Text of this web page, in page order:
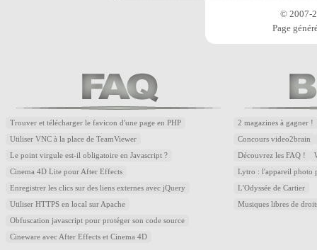
© 2007-
Page
Trouver et télécharger le favicon d'une page en PHP
Utiliser VNC à la place de TeamViewer
Le point virgule est-il obligatoire en Javascript ?
Cinema 4D Lite pour After Effects
Enregistrer les clics sur des liens externes avec jQuery
Utiliser HTTPS en local sur Apache
Obfuscation javascript pour protéger son code source
Cineware avec After Effects et Cinema 4D
2 magazines à gagner !
Concours video2brain
Découvrez les FAQ !
Lytro : l'appareil photo
L'Odyssée de Cartier
Musiques libres de